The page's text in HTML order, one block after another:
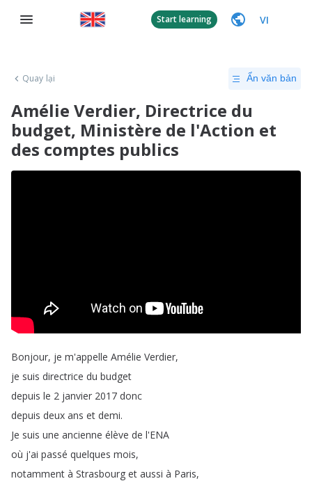
Start learning VI
Quay lại Ẩn văn bản
Amélie Verdier, Directrice du
budget, Ministère de l'Action et
des comptes publics
Bonjour, je m'appelle Amélie Verdier,
je suis directrice du budget
depuis le 2 janvier 2017 donc
depuis deux ans et demi.
Je suis une ancienne élève de l'ENA
où j'ai passé quelques mois,
notamment à Strasbourg et aussi à Paris,